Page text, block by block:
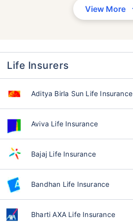
View More
Life Insurers
Aditya Birla Sun Life Insurance
Aviva Life Insurance
Bajaj Life Insurance
Bandhan Life Insurance
Bharti AXA Life Insurance